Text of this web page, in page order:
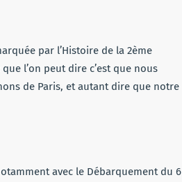
par l’Histoire de la 2ème
l’on peut dire c’est que nous
de Paris, et autant dire que notre
avec le Débarquement du 6